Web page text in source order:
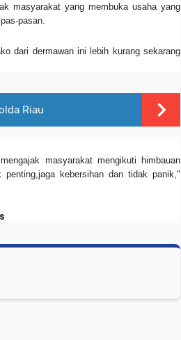
masyarakat yang membuka usaha yang
pasan.
dari dermawan ini lebih kurang sekarang
Riau
masyarakat mengikuti himbauan
kebersihan dan tidak panik,"